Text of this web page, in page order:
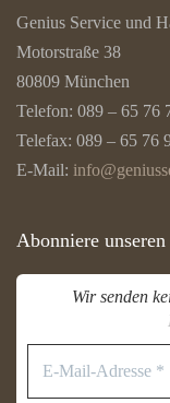
Genius Service und
Motorstraße 38
80809 München
Telefon: 089 – 65 76
Telefax: 089 – 65 76
E-Mail:
Abonniere
Wir senden